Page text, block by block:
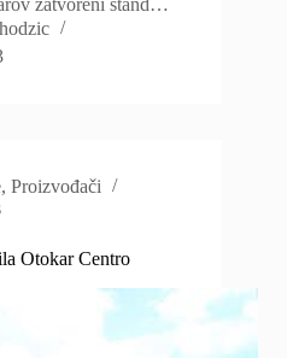
zatvoreni štand…
,Proizvođači
Otokar Centro